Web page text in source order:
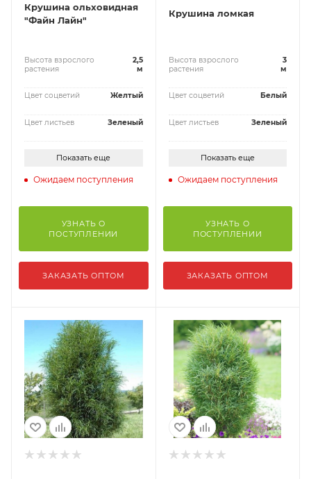
Крушина ольховидная
"Файн Лайн"
Высота взрослого
растения
2,5
м
Цвет соцветий Желтый
Цвет листьев Зеленый
Показать еще
Ожидаем поступления
УЗНАТЬ О
ПОСТУПЛЕНИИ
ЗАКАЗАТЬ ОПТОМ
Крушина ломкая
Высота взрослого
растения
3
м
Цвет соцветий Белый
Цвет листьев Зеленый
Показать еще
Ожидаем поступления
УЗНАТЬ О
ПОСТУПЛЕНИИ
ЗАКАЗАТЬ ОПТОМ